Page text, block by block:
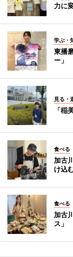
力に
学ぶ・
東播
ー」
見る・
「
食べる
加古
け込
食べる
加古
ス」